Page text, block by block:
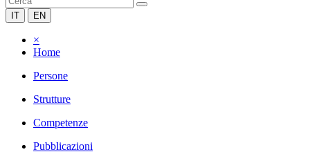
IT EN
×
Home
Persone
Strutture
Competenze
Pubblicazioni